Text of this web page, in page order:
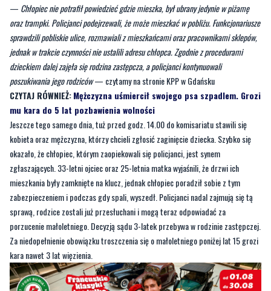
jednak w trakcie czynności nie ustalili adresu chłopca. Zgodnie z procedurami
dzieckiem dalej zajęła się rodzina zastępcza, a policjanci kontynuowali
poszukiwania jego rodziców— czytamy na stronie KPP w Gdańsku
CZYTAJ RÓWNIEŻ:Mężczyzna uśmiercił swojego psa szpadlem. Grozi
mu kara do 5 lat pozbawienia wolności
Jeszcze tego samego dnia, tuż przed godz. 14.00 do komisariatu stawili się
kobieta oraz mężczyzna, którzy chcieli zgłosić zaginięcie dziecka. Szybko się
okazało, że chłopiec, którym zaopiekowali się policjanci, jest synem
zgłaszających. 33-letni ojciec oraz 25-letnia matka wyjaśnili, że drzwi ich
mieszkania były zamknięte na klucz, jednak chłopiec poradził sobie z tym
zabezpieczeniem i podczas gdy spali, wyszedł. Policjanci nadal zajmują się tą
sprawą, rodzice zostali już przesłuchani i mogą teraz odpowiadać za
porzucenie małoletniego. Decyzją sądu 3-latek przebywa w rodzinie zastępczej.
Za niedopełnienie obowiązku troszczenia się o małoletniego poniżej lat 15 grozi
kara nawet 3 lat więzienia.